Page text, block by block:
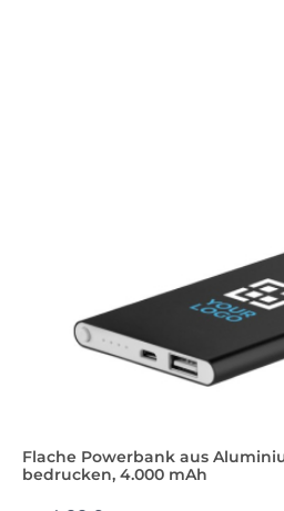
Flache Powerbank aus
bedrucken, 4.000 mAh